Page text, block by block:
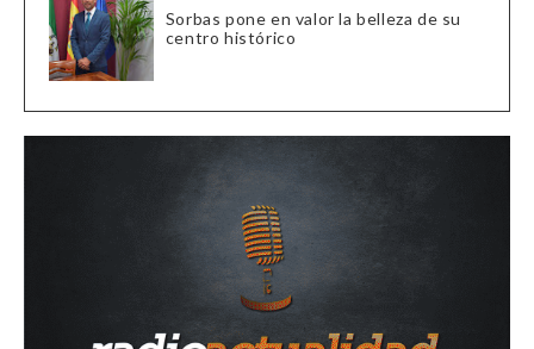
Sorbas pone en valor la belleza de su
centro histórico